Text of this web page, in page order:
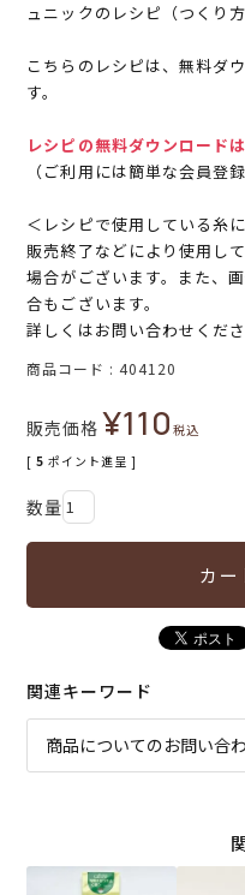
ュニックのレシピ（つくり方
こちらのレシピは、無料ダ
す。
レシピの無料ダウンロード
（ご利用には簡単な会員登
＜レシピで使用している糸
販売終了などにより使用し
場合がございます。また、
合もございます。
詳しくはお問い合わせくださ
商品コード 404120
販売価格 ¥110税込
[ 5 ポイント進呈 ]
カー
関連キーワード
商品についてのお問い合